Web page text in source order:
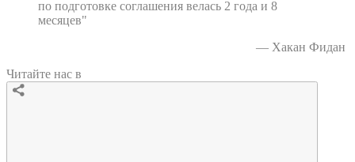
по подготовке соглашения велась 2 года и 8
месяцев"
— Хакан Фидан
Читайте нас в